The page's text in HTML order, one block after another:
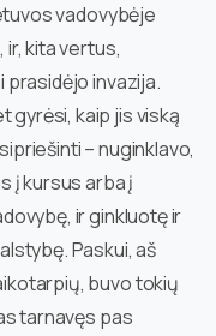
vadovybėje
ir, kita vertus,
prasidėjo invazija.
gyrėsi, kaip jis viską
– nuginklavo,
į kursus arba į
ir ginkluotę ir
Paskui, aš
buvo tokių
tarnavęs pas